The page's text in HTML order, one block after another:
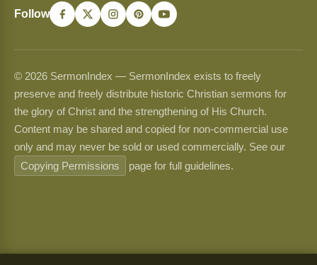
Follow
© 2026 SermonIndex — SermonIndex exists to freely
preserve and freely distribute historic Christian sermons for
the glory of Christ and the strengthening of His Church.
Content may be shared and copied for non-commercial use
only and may never be sold or used commercially. See our
Copying Permissions
page for full guidelines.